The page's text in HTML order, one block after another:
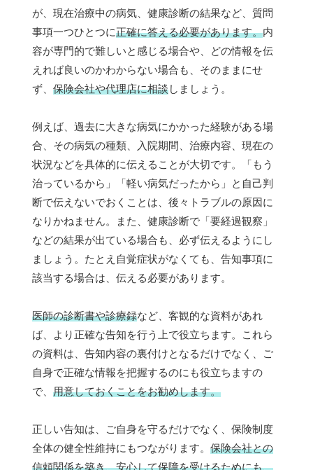
が、現在治療中の病気、健康診断の結果など、質問
事項一つひとつに正確に答える必要があります。内
容が専門的で難しいと感じる場合や、どの情報を伝
えれば良いのかわからない場合も、そのままにせ
ず、 保険会社や代理店に相談しましょう。
例えば、過去に大きな病気にかかった経験がある場
合、その病気の種類、入院期間、治療内容、現在の
状況などを具体的に伝えることが大切です。「もう
治っているから」「軽い病気だったから」と自己判
断で伝えないでおくことは、後々トラブルの原因に
なりかねません。また、健康診断で「要経過観察」
などの結果が出ている場合も、必ず伝えるようにし
ましょう。たとえ自覚症状がなくても、告知事項に
該当する場合は、伝える必要があります。
医師の診断書や診療録など、客観的な資料があれ
ば、より正確な告知を行う上で役立ちます。これら
の資料は、告知内容の裏付けとなるだけでなく、ご
自身で正確な情報を把握するのにも役立ちますの
で、 用意しておくことをお勧めします。
正しい告知は、ご自身を守るだけでなく、保険制度
全体の健全性維持にもつながります。 保険会社との
信頼関係を築き、安心して保障を受けるためにも、